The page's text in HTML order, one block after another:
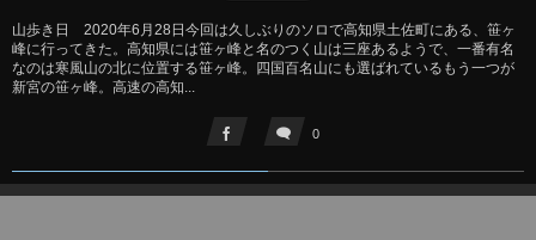
山歩き日 2020年6月28日今回は久しぶりのソロで高知県土佐町にある、笹ヶ
峰に行ってきた。高知県には笹ヶ峰と名のつく山は三座あるようで、一番有名
なのは寒風山の北に位置する笹ヶ峰。四国百名山にも選ばれているもう一つが
新宮の笹ヶ峰。高速の高知...
0